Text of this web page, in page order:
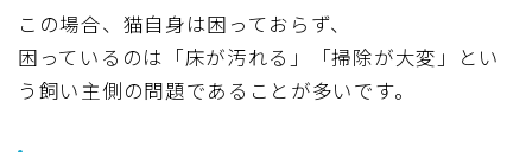
この場合、猫自身は困っておらず、
困っているのは「床が汚れる」「掃除が大変」とい
う飼い主側の問題であることが多いです。